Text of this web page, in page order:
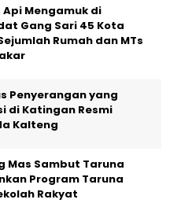
, Api Mengamuk di
Gang Sari 45 Kota
Rumah dan MTs
Penyerangan yang
di Katingan Resmi
Kalteng
Mas Sambut Taruna
Program Taruna
Rakyat